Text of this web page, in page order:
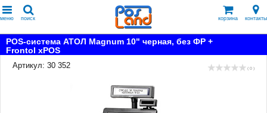
меню поиск корзина контакты
POS-система АТОЛ Magnum 10" черная, без ФР +
Frontol xPOS
Артикул: 30 352
( 0 )